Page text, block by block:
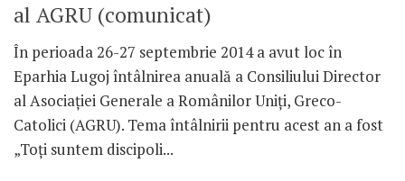
al AGRU (comunicat)
În perioada 26-27 septembrie 2014 a avut loc în
Eparhia Lugoj întâlnirea anuală a Consiliului Director
al Asociaţiei Generale a Românilor Uniţi, Greco-
Catolici (AGRU). Tema întâlnirii pentru acest an a fost
„Toţi suntem discipoli...